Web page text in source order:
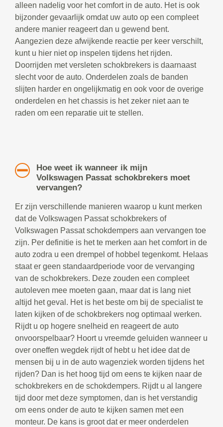
alleen nadelig voor het comfort in de auto. Het is ook
bijzonder gevaarlijk omdat uw auto op een compleet
andere manier reageert dan u gewend bent.
Aangezien deze afwijkende reactie per keer verschilt,
kunt u hier niet op inspelen tijdens het rijden.
Doorrijden met versleten schokbrekers is daarnaast
slecht voor de auto. Onderdelen zoals de banden
slijten harder en ongelijkmatig en ook voor de overige
onderdelen en het chassis is het zeker niet aan te
raden om een reparatie uit te stellen.
Hoe weet ik wanneer ik mijn
Volkswagen Passat schokbrekers moet
vervangen?
Er zijn verschillende manieren waarop u kunt merken
dat de Volkswagen Passat schokbrekers of
Volkswagen Passat schokdempers aan vervangen toe
zijn. Per definitie is het te merken aan het comfort in de
auto zodra u een drempel of hobbel tegenkomt. Helaas
staat er geen standaardperiode voor de vervanging
van de schokbrekers. Deze zouden een compleet
autoleven mee moeten gaan, maar dat is lang niet
altijd het geval. Het is het beste om bij de specialist te
laten kijken of de schokbrekers nog optimaal werken.
Rijdt u op hogere snelheid en reageert de auto
onvoorspelbaar? Hoort u vreemde geluiden wanneer u
over oneffen wegdek rijdt of hebt u het idee dat de
mensen bij u in de auto wagenziek worden tijdens het
rijden? Dan is het hoog tijd om eens te kijken naar de
schokbrekers en de schokdempers. Rijdt u al langere
tijd door met deze symptomen, dan is het verstandig
om eens onder de auto te kijken samen met een
monteur. De kans is groot dat er meer onderdelen